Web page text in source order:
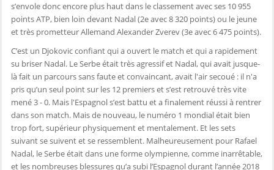
s’envole donc encore plus haut dans le classement avec ses 10 955
points ATP, bien loin devant Nadal (2e avec 8 320 points) ou le jeune
et très prometteur Allemand Alexander Zverev (3e avec 6 475 points).
C’est un Djokovic confiant qui a ouvert le match et qui a rapidement
su briser Nadal. Le Serbe était très agressif et Nadal, qui avait jusque-
là fait un parcours sans faute et convaincant, avait l'air secoué : il n'a
pris qu’un seul point sur les 12 premiers et s’est retrouvé très vite
mené 3 - 0. Mais l'Espagnol s’est battu et a finalement réussi à rentrer
dans son match. Mais de nouveau, le numéro 1 mondial était bien
trop fort, supérieur physiquement et mentalement. Et les sets
suivant se suivent et se ressemblent. Malheureusement pour Rafael
Nadal, le Serbe était dans une forme olympienne, comme inarrêtable,
et les nombreuses blessures qu’a subi l’Espagnol durant l’année 2018